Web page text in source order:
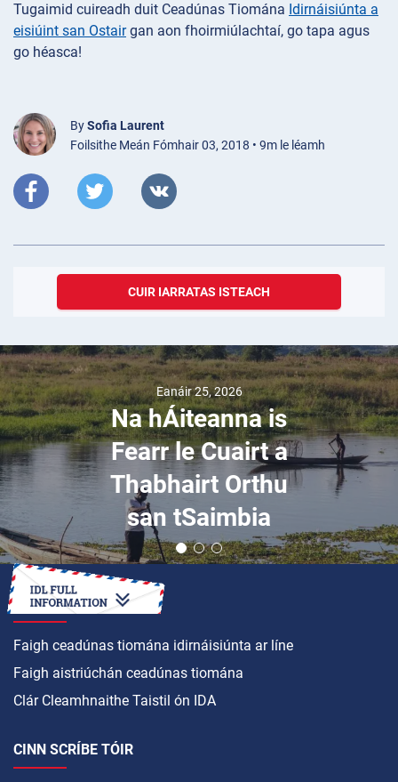
Tugaimid cuireadh duit Ceadúnas Tiomána Idirnáisiúnta a
eisiúint san Ostairgan aon fhoirmiúlachtaí, go tapa agus
go héasca!
BySofia Laurent
Foilsithe Meán Fómhair 03, 2018 • 9m le léamh
CUIR IARRATAS ISTEACH
Eanáir 25, 2026
Na hÁiteanna is
Fearr le Cuairt a
Thabhairt Orthu
san tSaimbia
CONAS A
Faigh ceadúnas tiomána idirnáisiúnta ar líne
Faigh aistriúchán ceadúnas tiomána
Clár Cleamhnaithe Taistil ón IDA
CINN SCRÍBE TÓIR